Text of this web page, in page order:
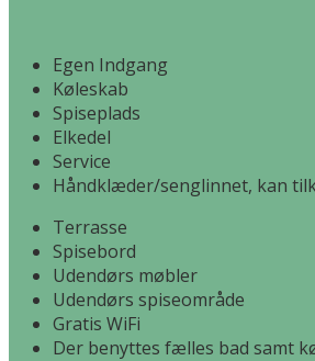
Egen Indgang
Køleskab
Spiseplads
Elkedel
Service
Håndklæder/senglinnet, kan
Terrasse
Spisebord
Udendørs møbler
Udendørs spiseområde
Gratis WiFi
Der benyttes fælles bad samt